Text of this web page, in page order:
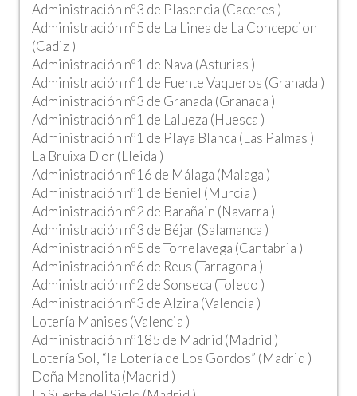
Administración nº3 de Plasencia (Caceres )
Administración nº5 de La Linea de La Concepcion
(Cadiz )
Administración nº1 de Nava (Asturias )
Administración nº1 de Fuente Vaqueros (Granada )
Administración nº3 de Granada (Granada )
Administración nº1 de Lalueza (Huesca )
Administración nº1 de Playa Blanca (Las Palmas )
La Bruixa D'or (Lleida )
Administración nº16 de Málaga (Malaga )
Administración nº1 de Beniel (Murcia )
Administración nº2 de Barañain (Navarra )
Administración nº3 de Béjar (Salamanca )
Administración nº5 de Torrelavega (Cantabria )
Administración nº6 de Reus (Tarragona )
Administración nº2 de Sonseca (Toledo )
Administración nº3 de Alzira (Valencia )
Lotería Manises (Valencia )
Administración nº185 de Madrid (Madrid )
Lotería Sol, “la Lotería de Los Gordos” (Madrid )
Doña Manolita (Madrid )